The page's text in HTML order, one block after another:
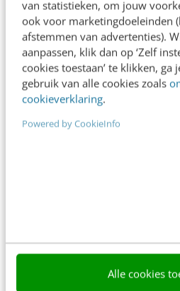
van statistieken, om jouw
ook voor marketingdoeleinden
afstemmen van advertenties).
aanpassen, klik dan op ‘Zelf
cookies toestaan’ te klikken, ga
gebruik van alle cookies zoals
cookieverklaring.
Powered by CookieInfo
Alle cookies
Contact Redactie
redactie@frankwatching.com
Frankwatching